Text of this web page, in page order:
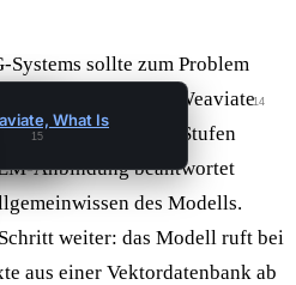
sollte zum Problem
und Weaviate14
What Is
15lassen sich vier Stufen
Anbindung beantwortet
des Modells.
weiter: das Modell ruft bei
aus einer Vektordatenbank ab